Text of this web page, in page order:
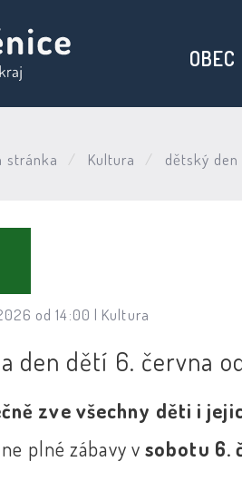
OBEC
stránka Kultura dětský den
od 14:00 | Kultura
den dětí 6. června
zve všechny děti i
plné zábavy v sobotu 6.